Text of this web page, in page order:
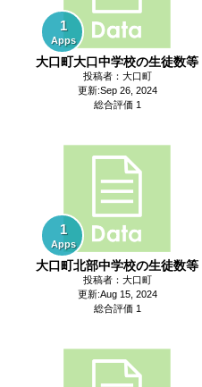
1
Apps
大口町大口中学校の生徒数等
投稿者：大口町
更新:Sep 26, 2024
総合評価 1
1
Apps
大口町北部中学校の生徒数等
投稿者：大口町
更新:Aug 15, 2024
総合評価 1